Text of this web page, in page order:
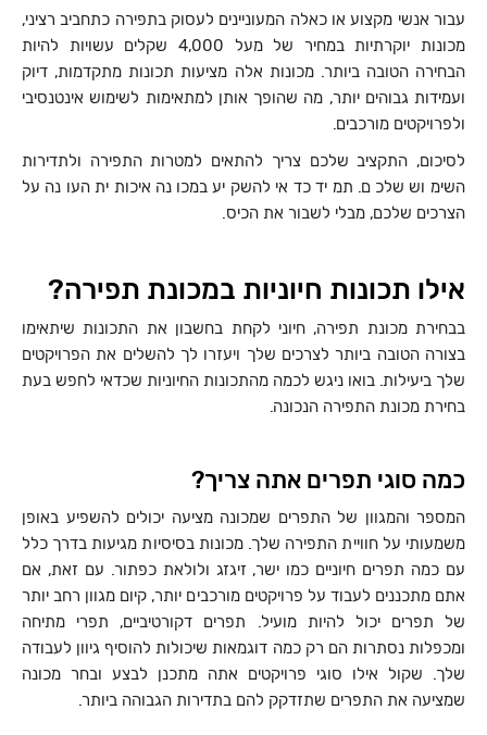
עבור אנשי מקצוע או כאלה המעוניינים לעסוק בתפירה כתחביב רציני,
מכונות יוקרתיות במחיר של מעל 4,000 שקלים עשויות להיות
הבחירה הטובה ביותר. מכונות אלה מציעות תכונות מתקדמות, דיוק
ועמידות גבוהים יותר, מה שהופך אותן למתאימות לשימוש אינטנסיבי
ולפרויקטים מורכבים.
לסיכום, התקציב שלכם צריך להתאים למטרות התפירה ולתדירות
השימוש שלכם. תמיד כדאי להשקיע במכונה איכותית העונה על
הצרכים שלכם, מבלי לשבור את הכיס.
אילו תכונות חיוניות במכונת תפירה?
בבחירת מכונת תפירה, חיוני לקחת בחשבון את התכונות שיתאימו
בצורה הטובה ביותר לצרכים שלך ויעזרו לך להשלים את הפרויקטים
שלך ביעילות. בואו ניגש לכמה מהתכונות החיוניות שכדאי לחפש בעת
בחירת מכונת התפירה הנכונה.
כמה סוגי תפרים אתה צריך?
המספר והמגוון של התפרים שמכונה מציעה יכולים להשפיע באופן
משמעותי על חוויית התפירה שלך. מכונות בסיסיות מגיעות בדרך כלל
עם כמה תפרים חיוניים כמו ישר, זיגזג ולולאת כפתור. עם זאת, אם
אתם מתכננים לעבוד על פרויקטים מורכבים יותר, קיום מגוון רחב יותר
של תפרים יכול להיות מועיל. תפרים דקורטיביים, תפרי מתיחה
ומכפלות נסתרות הם רק כמה דוגמאות שיכולות להוסיף גיוון לעבודה
שלך. שקול אילו סוגי פרויקטים אתה מתכנן לבצע ובחר מכונה
שמציעה את התפרים שתזדקק להם בתדירות הגבוהה ביותר.